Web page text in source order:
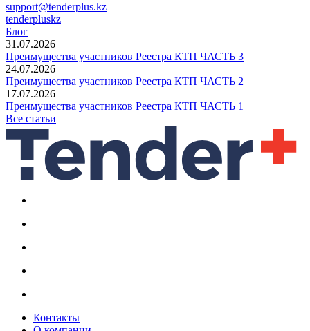
support@tenderplus.kz
tenderpluskz
Блог
31.07.2026
Преимущества участников Реестра КТП ЧАСТЬ 3
24.07.2026
Преимущества участников Реестра КТП ЧАСТЬ 2
17.07.2026
Преимущества участников Реестра КТП ЧАСТЬ 1
Все статьи
Контакты